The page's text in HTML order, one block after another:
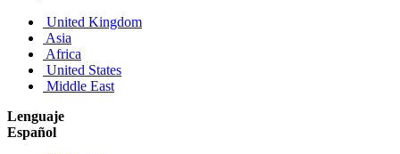
United Kingdom
Asia
Africa
United States
Middle East
Lenguaje
Español